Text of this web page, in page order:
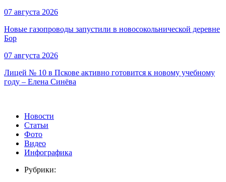
07 августа 2026
Новые газопроводы запустили в новосокольнической деревне
Бор
07 августа 2026
Лицей № 10 в Пскове активно готовится к новому учебному
году – Елена Синёва
Новости
Статьи
Фото
Видео
Инфографика
Рубрики: